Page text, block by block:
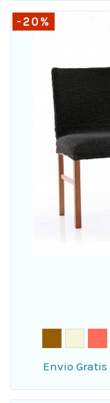
-20%
Envio Gratis